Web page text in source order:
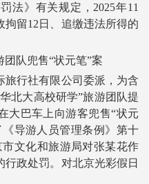
法》有关规定，2025年11
拘留12日、追缴违法所得的
队兜售“状元笔”案
行社有限公司委派，为含
北大高校研学”旅游团队提
大巴车上向游客兜售“状元
导游人员管理条例》第十
文化和旅游局对张某花作
行政处罚。对北京光彩假日